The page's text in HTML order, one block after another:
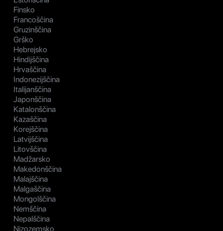
Finsko
Francoščina
Gruzinščina
Grško
Hebrejsko
Hindijščina
Hrvaščina
Indonezijščina
Italijanščina
Japonščina
Katalonščina
Kazaščina
Korejščina
Latvijščina
Litovščina
Madžarsko
Makedonščina
Malajščina
Malgaščina
Mongolščina
Nemščina
Nepalščina
Nizozemsko